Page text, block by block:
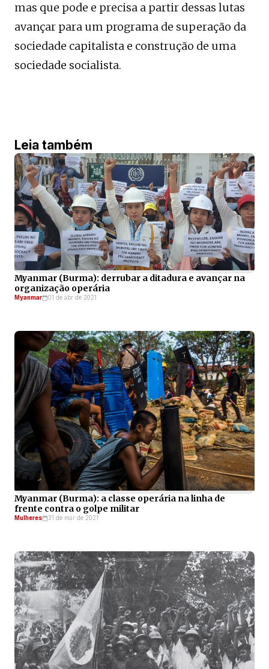
mas que pode e precisa a partir dessas lutas
avançar para um programa de superação da
sociedade capitalista e construção de uma
sociedade socialista.
Leia também
Myanmar (Burma): derrubar a ditadura e avançar na
organização operária
Myanmar 01 de abr de 2021
Myanmar (Burma): a classe operária na linha de
frente contra o golpe militar
Mulheres 31 de mar de 2021